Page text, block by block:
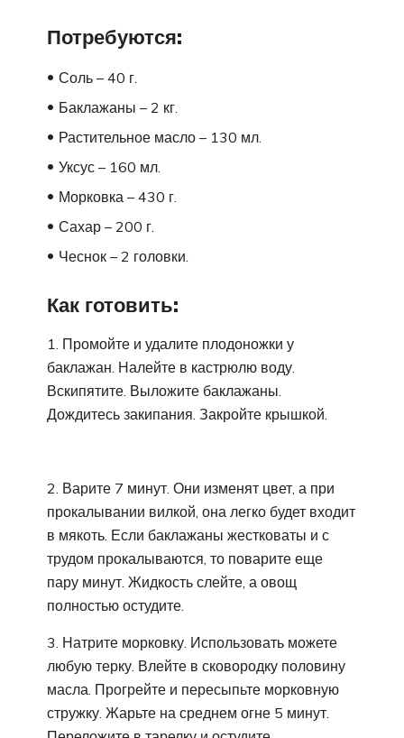
Потребуются:
Соль – 40 г.
Баклажаны – 2 кг.
Растительное масло – 130 мл.
Уксус – 160 мл.
Морковка – 430 г.
Сахар – 200 г.
Чеснок – 2 головки.
Как готовить:
1. Промойте и удалите плодоножки у
баклажан. Налейте в кастрюлю воду.
Вскипятите. Выложите баклажаны.
Дождитесь закипания. Закройте крышкой.
2. Варите 7 минут. Они изменят цвет, а при
прокалывании вилкой, она легко будет входит
в мякоть. Если баклажаны жестковаты и с
трудом прокалываются, то поварите еще
пару минут. Жидкость слейте, а овощ
полностью остудите.
3. Натрите морковку. Использовать можете
любую терку. Влейте в сковородку половину
масла. Прогрейте и пересыпьте морковную
стружку. Жарьте на среднем огне 5 минут.